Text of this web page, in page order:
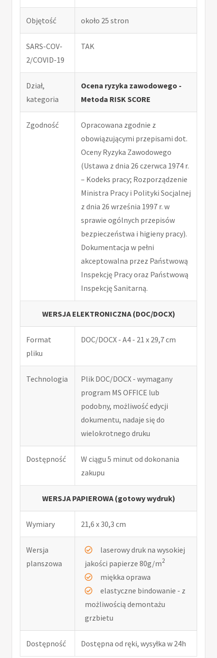
Objętość około 25 stron
SARS-COV-
2/COVID-19
TAK
Dział,
kategoria
Ocena ryzyka zawodowego -
Metoda RISK SCORE
Zgodność
Opracowana zgodnie z
obowiązującymi przepisami dot.
Oceny Ryzyka Zawodowego
(Ustawa z dnia 26 czerwca 1974 r.
– Kodeks pracy; Rozporządzenie
Ministra Pracy i Polityki Socjalnej
z dnia 26 września 1997 r. w
sprawie ogólnych przepisów
bezpieczeństwa i higieny pracy).
Dokumentacja w pełni
akceptowalna przez Państwową
Inspekcję Pracy oraz Państwową
Inspekcję Sanitarną.
WERSJA ELEKTRONICZNA (DOC/DOCX)
Format
pliku
DOC/DOCX - A4 - 21 x 29,7 cm
Technologia
Plik DOC/DOCX - wymagany
program MS OFFICE lub
podobny, możliwość edycji
dokumentu, nadaje się do
wielokrotnego druku
Dostępność
W ciągu 5 minut od dokonania
zakupu
WERSJA PAPIEROWA (gotowy wydruk)
Wymiary 21,6 x 30,3 cm
Wersja
planszowa
laserowy druk na wysokiej
jakości papierze 80g/m2
miękka oprawa
elastyczne bindowanie - z
możliwością demontażu
grzbietu
Dostępność Dostępna od ręki, wysyłka w 24h